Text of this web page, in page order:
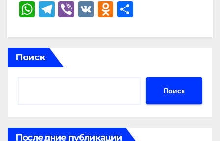
W
at
s
A
T
e
gr
a
Vi
er
V
O
n
ki
р
ть
Поиск
Поиск
Последние публикации